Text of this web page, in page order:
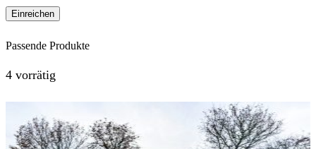
Passende Produkte
4 vorrätig